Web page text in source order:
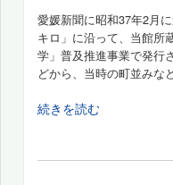
愛媛新聞に昭和37年2月
キロ」に沿って、当館所
学」普及推進事業で発行
どから、当時の町並みな
続きを読む